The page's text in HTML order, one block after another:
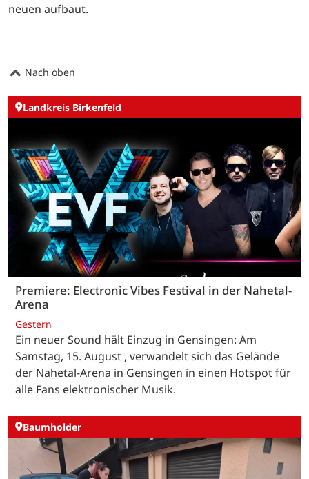
neuen aufbaut.
Nach oben
Landkreis Birkenfeld
Premiere: Electronic Vibes Festival in der Nahetal-
Arena
Gestern
Ein neuer Sound hält Einzug in Gensingen: Am
Samstag, 15. August , verwandelt sich das Gelände
der Nahetal-Arena in Gensingen in einen Hotspot für
alle Fans elektronischer Musik.
Baumholder